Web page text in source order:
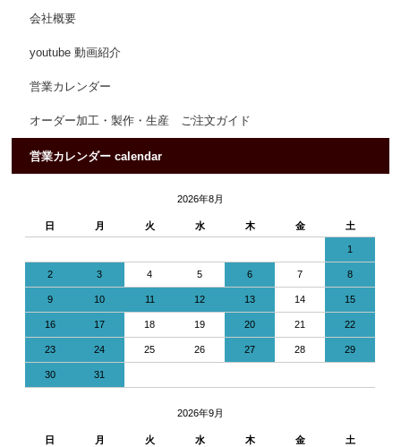
会社概要
youtube 動画紹介
営業カレンダー
オーダー加工・製作・生産 ご注文ガイド
営業カレンダー calendar
2026年8月
日 月 火 水 木 金 土
1
2 3 4 5 6 7 8
9 10 11 12 13 14 15
16 17 18 19 20 21 22
23 24 25 26 27 28 29
30 31
2026年9月
日 月 火 水 木 金 土